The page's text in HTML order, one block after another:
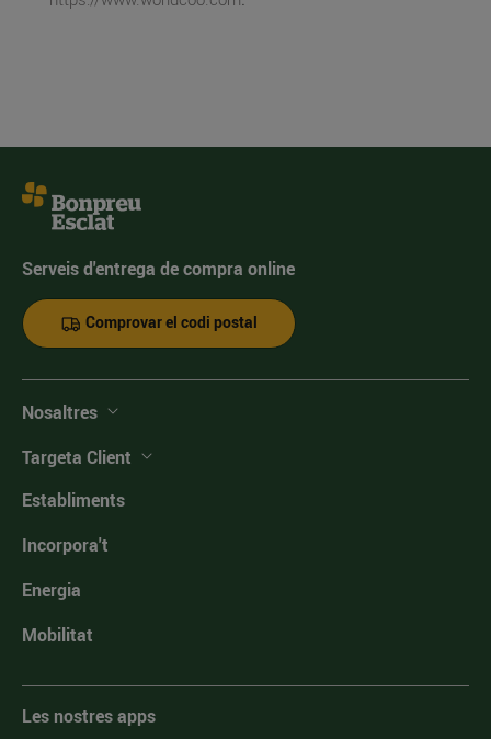
Serveis d'entrega de compra online
Comprovar el codi postal
Nosaltres
Targeta Client
Establiments
Incorpora't
Energia
Mobilitat
Les nostres apps